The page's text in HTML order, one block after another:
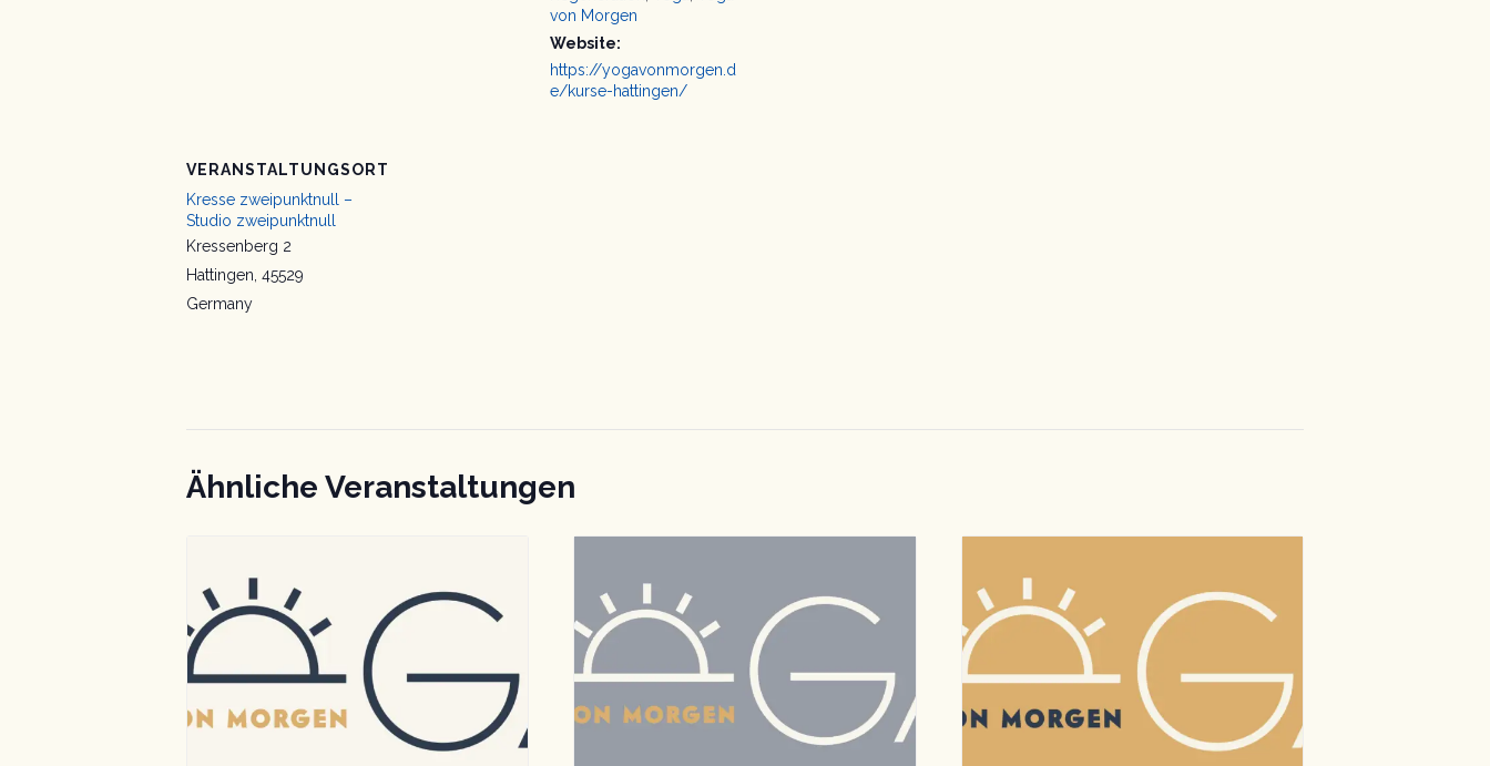
von Morgen
Website:
https://yogavonmorgen.d
e/kurse-hattingen/
VERANSTALTUNGSORT
Kresse zweipunktnull –
Studio zweipunktnull
Kressenberg 2
Hattingen 45529
Germany
Ähnliche Veranstaltungen